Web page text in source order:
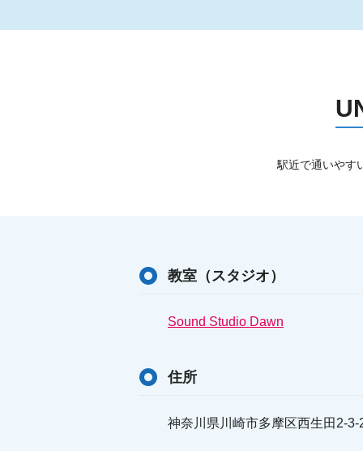
駅近で通いやす
教室（スタジオ）
Sound Studio Dawn
住所
神奈川県川崎市多摩区西生田2-3-